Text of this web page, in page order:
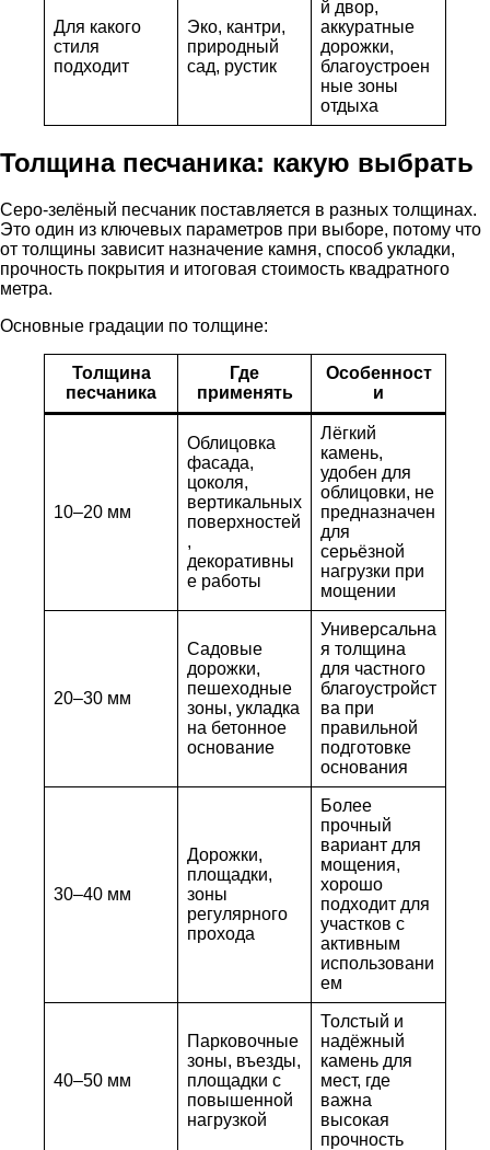
Для какого
стиля
подходит
Эко, кантри,
природный
сад, рустик
й двор,
аккуратные
дорожки,
благоустроен
ные зоны
отдыха
Толщина песчаника: какую выбрать
Серо-зелёный песчаник поставляется в разных толщинах.
Это один из ключевых параметров при выборе, потому что
от толщины зависит назначение камня, способ укладки,
прочность покрытия и итоговая стоимость квадратного
метра.
Основные градации по толщине:
Толщина
песчаника
Где
применять
Особенност
и
10–20 мм
Облицовка
фасада,
цоколя,
вертикальных
поверхностей
,
декоративны
е работы
Лёгкий
камень,
удобен для
облицовки, не
предназначен
для
серьёзной
нагрузки при
мощении
20–30 мм
Садовые
дорожки,
пешеходные
зоны, укладка
на бетонное
основание
Универсальна
я толщина
для частного
благоустройст
ва при
правильной
подготовке
основания
30–40 мм
Дорожки,
площадки,
зоны
регулярного
прохода
Более
прочный
вариант для
мощения,
хорошо
подходит для
участков с
активным
использовани
ем
40–50 мм
Парковочные
зоны, въезды,
площадки с
повышенной
нагрузкой
Толстый и
надёжный
камень для
мест, где
важна
высокая
прочность